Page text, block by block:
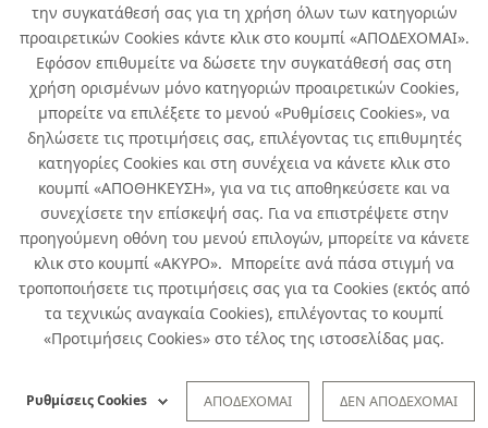
την συγκατάθεσή σας για τη χρήση όλων των κατηγοριών
προαιρετικών Cookies κάντε κλικ στο κουμπί «ΑΠΟΔΕΧΟΜΑΙ».
Εφόσον επιθυμείτε να δώσετε την συγκατάθεσή σας στη
χρήση ορισμένων μόνο κατηγοριών προαιρετικών Cookies,
μπορείτε να επιλέξετε το μενού «Ρυθμίσεις Cookies», να
δηλώσετε τις προτιμήσεις σας, επιλέγοντας τις επιθυμητές
κατηγορίες Cookies και στη συνέχεια να κάνετε κλικ στο
κουμπί «ΑΠΟΘΗΚΕΥΣΗ», για να τις αποθηκεύσετε και να
συνεχίσετε την επίσκεψή σας. Για να επιστρέψετε στην
προηγούμενη οθόνη του μενού επιλογών, μπορείτε να κάνετε
κλικ στο κουμπί «ΑΚΥΡΟ». Μπορείτε ανά πάσα στιγμή να
τροποποιήσετε τις προτιμήσεις σας για τα Cookies (εκτός από
τα τεχνικώς αναγκαία Cookies), επιλέγοντας το κουμπί
«Προτιμήσεις Cookies» στο τέλος της ιστοσελίδας μας.
ΔΕΝ ΑΠΟΔΕΧΟΜΑΙ
ΑΠΟΔΕΧΟΜΑΙ
Ρυθμίσεις Cookies
Σχετικά με εμάς
Χρήσιμα
Όροι χρήσης & Ασφάλεια
Developed byInfo Quest Technologies
Copyright © Δήλος 2016-2026. All rights reserved